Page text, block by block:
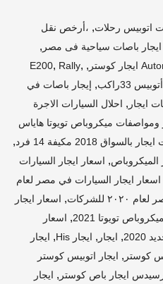
اتوبيس رحلات, ،أرخص نقل
باصات سياحية فى مصر ,
,
E200, Rally,
33راكب , إيجار باصات في
ايجار , احلال السيارات الاجرة
ومواصفات ميكروباص تويوتا هاياس
2018 مكيفة 14 فرد ,
الميكروباص, اسعار ايجار السيارات
اسعار ايجار السيارات في مصر لعام
للشركات , اسعار ايجار
تويوتا 2021 , اسعار
, ايجار , ايجار His , ايجار
كوستر , ايجار اتوبيس كوستر
ايجار باص كوستر , ايجار